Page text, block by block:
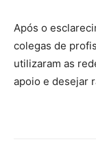
Após o
colegas de
utilizaram as
apoio e desejar